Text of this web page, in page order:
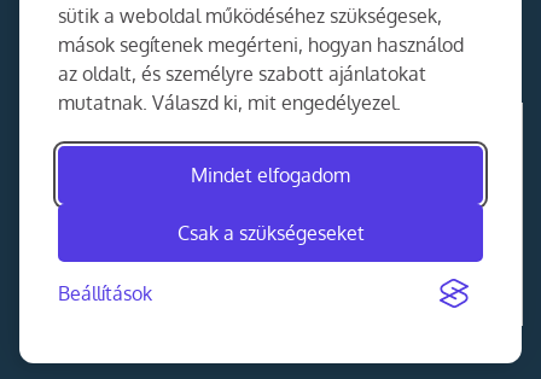
sütik a weboldal működéséhez szükségesek,
mások segítenek megérteni, hogyan használod
az oldalt, és személyre szabott ajánlatokat
mutatnak. Válaszd ki, mit engedélyezel.
Mindet elfogadom
Csak a szükségeseket
Beállítások
Ajánlj nekünk!
Partner Belépés